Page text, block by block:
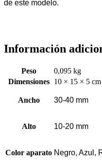
de este modelo.
Información
Peso
0,095 kg
Dimensiones
10 × 15 × 5 cm
Ancho 30-40 mm
Alto 10-20 mm
Color aparato Negro, Azul,